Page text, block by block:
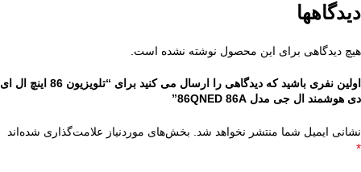
دیدگاهها
هیچ دیدگاهی برای این محصول نوشته نشده است.
اولین نفری باشید که دیدگاهی را ارسال می کنید برای “تلویزیون 86 اینچ ال ای
دی هوشمند ال جی مدل 86QNED 86A”
نشانی ایمیل شما منتشر نخواهد شد. بخش‌های موردنیاز علامت‌گذاری شده‌اند
*